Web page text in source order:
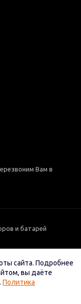
Вам в
и батарей
сайта. Подробнее
вы даёте
Политика